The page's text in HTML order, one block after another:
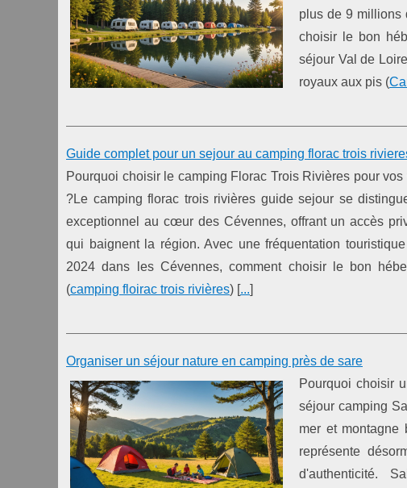
plus de 9 millions
choisir le bon
séjour Val de
royaux aux pis (
Guide complet pour un sejour au camping florac trois
Pourquoi choisir le camping Florac Trois Rivières pour
?Le camping florac trois rivières guide sejour se
exceptionnel au cœur des Cévennes, offrant un accès
qui baignent la région. Avec une fréquentation
2024 dans les Cévennes, comment choisir le bon
(camping floirac trois rivières) [...]
Organiser un séjour nature en camping près de sare
Pourquoi choisir
séjour camping
mer et montagne
représente
d'authenticité.